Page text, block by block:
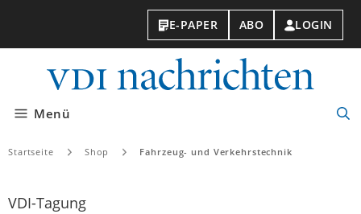
E-PAPER ABO LOGIN
Menü
Startseite Shop Fahrzeug- und Verkehrstechnik
VDI-Tagung